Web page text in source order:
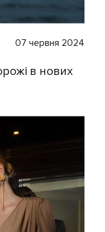
07 червня 2024
в нових